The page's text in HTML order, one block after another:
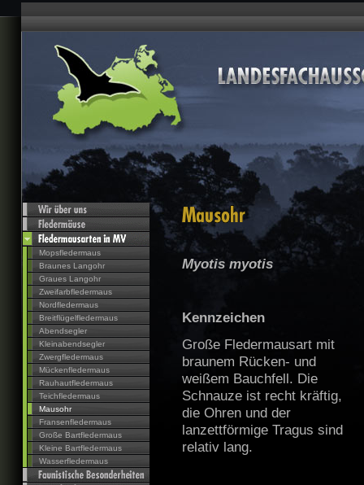
Mopsfledermaus
Braunes Langohr
Graues Langohr
Zweifarbfledermaus
Nordfledermaus
Breitflügelfledermaus
Abendsegler
Kleinabendsegler
Zwergfledermaus
Mückenfledermaus
Rauhautfledermaus
Teichfledermaus
Mausohr
Fransenfledermaus
Große Bartfledermaus
Kleine Bartfledermaus
Wasserfledermaus
Myotis myotis
Kennzeichen
Große Fledermausart mit
braunem Rücken- und
weißem Bauchfell. Die
Schnauze ist recht kräftig,
die Ohren und der
lanzettförmige Tragus sind
relativ lang.